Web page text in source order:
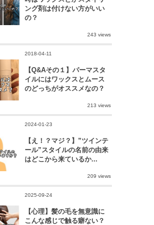
ング剤は付けない方がいい
の？
243 views
2018-04-11
【Q&Aその１】パーマスタ
イルにはワックスとムース
のどっちがオススメなの？
213 views
2024-01-23
【え！？マジ？】”ツインテ
ール”スタイルの名前の由来
はどこから来ているか...
209 views
2025-09-24
【心理】髪の毛を無意識に
こんな感じで触る癖ない？